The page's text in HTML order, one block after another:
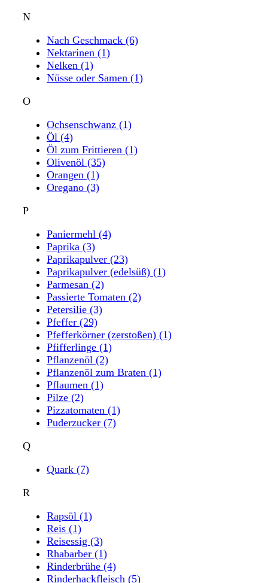
N
Nach Geschmack (6)
Nektarinen (1)
Nelken (1)
Nüsse oder Samen (1)
O
Ochsenschwanz (1)
Öl (4)
Öl zum Frittieren (1)
Olivenöl (35)
Orangen (1)
Oregano (3)
P
Paniermehl (4)
Paprika (3)
Paprikapulver (23)
Paprikapulver (edelsüß) (1)
Parmesan (2)
Passierte Tomaten (2)
Petersilie (3)
Pfeffer (29)
Pfefferkörner (zerstoßen) (1)
Pfifferlinge (1)
Pflanzenöl (2)
Pflanzenöl zum Braten (1)
Pflaumen (1)
Pilze (2)
Pizzatomaten (1)
Puderzucker (7)
Q
Quark (7)
R
Rapsöl (1)
Reis (1)
Reisessig (3)
Rhabarber (1)
Rinderbrühe (4)
Rinderhackfleisch (5)